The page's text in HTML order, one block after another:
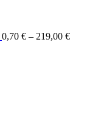
0,70 € – 219,00 €